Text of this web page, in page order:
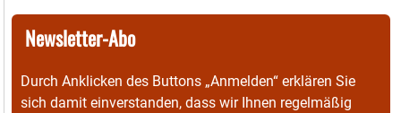
Newsletter-Abo
Durch Anklicken des Buttons „Anmelden“ erklären Sie
sich damit einverstanden, dass wir Ihnen regelmäßig